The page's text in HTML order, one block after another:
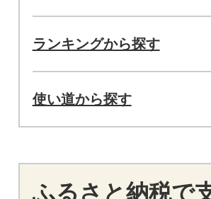
ランキングから探す
使い道から探す
ふるさと納税で